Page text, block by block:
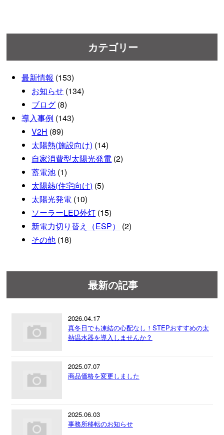
カテゴリー
最新情報 (153)
お知らせ (134)
ブログ (8)
導入事例 (143)
V2H (89)
太陽熱(施設向け) (14)
自家消費型太陽光発電 (2)
蓄電池 (1)
太陽熱(住宅向け) (5)
太陽光発電 (10)
ソーラーLED外灯 (15)
新電力切り替え（ESP）
(2)
その他 (18)
最新の記事
2026.04.17
真冬日でも凍結の心配なし！STEPおすすめの太
熱温水器を導入しませんか？
2025.07.07
商品価格を変更しました
2025.06.03
事務所移転のお知らせ